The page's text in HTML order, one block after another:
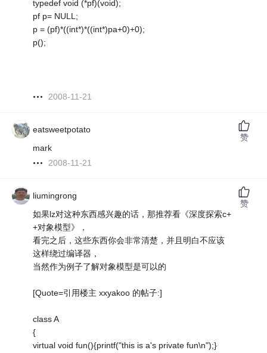
typedef void (*pf)(void);
pf p= NULL;
p = (pf)*((int*)*((int*)pa+0)+0);
p();
2008-11-21
eatsweetpotato
mark
2008-11-21
赞
liumingrong
如果lz对这种东西感兴趣的话，那推荐看《深度探索c+
+对象模型》，
看完之后，这些东西你会非常清楚，并且明白不应该
这样绕过编译器，
当然作为例子了解对象模型是可以的
[Quote=引用楼主 xxyakoo 的帖子:]
class A
{
virtual void fun(){printf("this is a's private fun\n");}
赞